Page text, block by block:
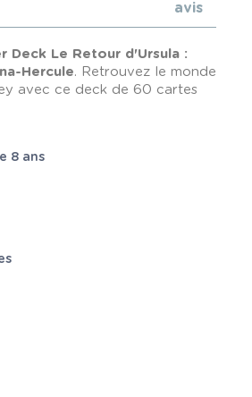
avis
Deck Le Retour d'Ursula :
Hercule. Retrouvez le monde
avec ce deck de 60 cartes
8 ans